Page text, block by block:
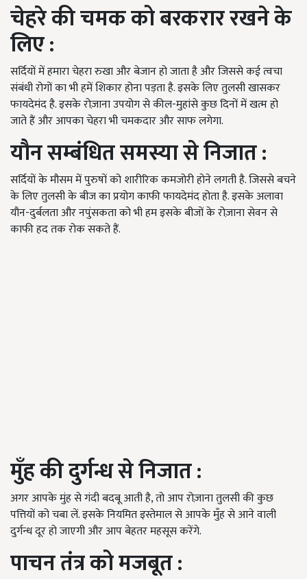
चेहरे की चमक को बरकरार रखने के
लिए :
सर्दियों में हमारा चेहरा रुखा और बेजान हो जाता है और जिससे कई त्वचा
संबंधी रोगों का भी हमें शिकार होना पड़ता है. इसके लिए तुलसी खासकर
फायदेमंद है. इसके रोज़ाना उपयोग से कील-मुहांसे कुछ दिनों में खत्म हो
जाते हैं और आपका चेहरा भी चमकदार और साफ लगेगा.
यौन सम्बंधित समस्या से निजात :
सर्दियों के मौसम में पुरुषों को शारीरिक कमजोरी होने लगती है. जिससे बचने
के लिए तुलसी के बीज का प्रयोग काफी फायदेमंद होता है. इसके अलावा
यौन-दुर्बलता और नपुंसकता को भी हम इसके बीजों के रोज़ाना सेवन से
काफी हद तक रोक सकते हैं.
मुँह की दुर्गन्ध से निजात:
अगर आपके मुंह से गंदी बदबू आती है, तो आप रोज़ाना तुलसी की कुछ
पत्तियों को चबा लें. इसके नियमित इस्तेमाल से आपके मुँह से आने वाली
दुर्गन्ध दूर हो जाएगी और आप बेहतर महसूस करेंगे.
पाचन तंत्र को मजबूत: